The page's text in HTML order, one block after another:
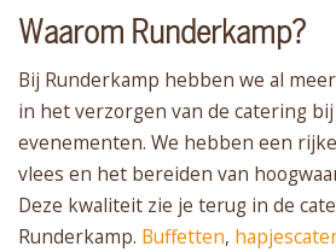
Waarom Runderkamp?
Bij Runderkamp hebben we al
in het verzorgen van de catering
evenementen. We hebben een
vlees en het bereiden van
Deze kwaliteit zie je terug in de
Runderkamp. Buffetten,